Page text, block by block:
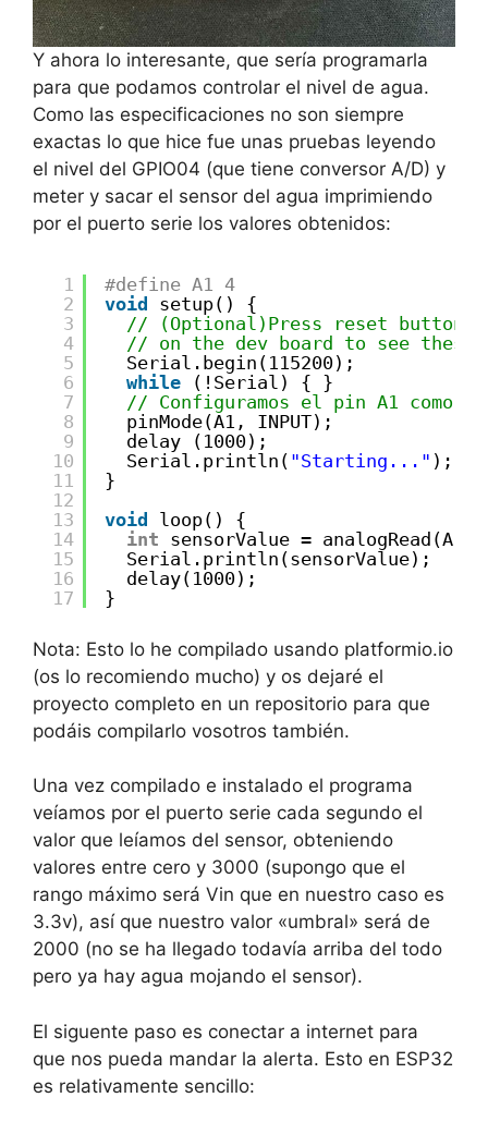
Y ahora lo interesante, que sería programarla
para que podamos controlar el nivel de agua.
Como las especificaciones no son siempre
exactas lo que hice fue unas pruebas leyendo
el nivel del GPIO04 (que tiene conversor A/D) y
meter y sacar el sensor del agua imprimiendo
por el puerto serie los valores obtenidos:
1
2
3
4
5
6
7
8
9
10
11
12
13
14
15
16
17
#define A1 4
void
setup() {
// (Optional)Press reset button
// on the dev board to see these
Serial.begin(115200);
while
(!Serial) { }
// Configuramos el pin A1 como
pinMode(A1, INPUT);
delay (1000);
Serial.println( "Starting..." );
}
void
loop() {
int sensorValue = analogRead(A1);
Serial.println(sensorValue);
delay(1000);
}
Nota: Esto lo he compilado usando platformio.io
(os lo recomiendo mucho) y os dejaré el
proyecto completo en un repositorio para que
podáis compilarlo vosotros también.
Una vez compilado e instalado el programa
veíamos por el puerto serie cada segundo el
valor que leíamos del sensor, obteniendo
valores entre cero y 3000 (supongo que el
rango máximo será Vin que en nuestro caso es
3.3v), así que nuestro valor «umbral» será de
2000 (no se ha llegado todavía arriba del todo
pero ya hay agua mojando el sensor).
El siguente paso es conectar a internet para
que nos pueda mandar la alerta. Esto en ESP32
es relativamente sencillo: